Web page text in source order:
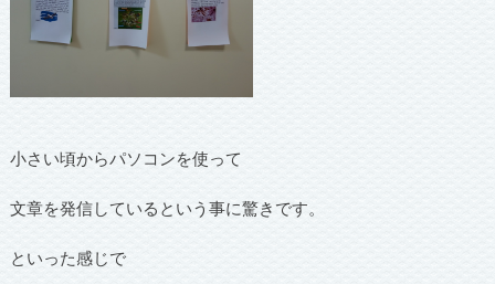
小さい頃からパソコンを使って
文章を発信しているという事に驚きです。
といった感じで